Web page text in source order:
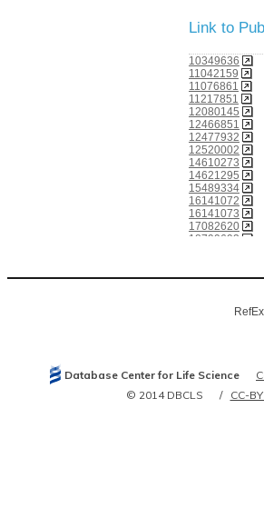
Link to
10349636
11042159
11076861
11217851
12080145
12466851
12477932
12520002
14610273
14621295
15489334
16141072
16141073
17082620
18799693
23103503
Database Center for Life Science
© 2014 DBCLS
CC-